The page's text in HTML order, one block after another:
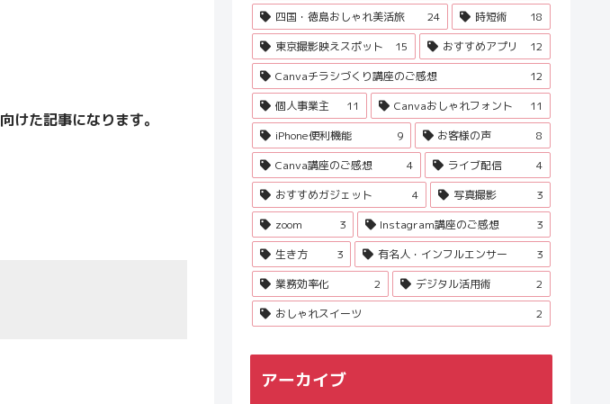
向けた記事になります。
四国・徳島おしゃれ美活旅
24 時短術
18
東京撮影映えスポット
15 おすすめアプリ
12
Canvaチラシづくり講座のご感想
12
個人事業主
11 Canvaおしゃれフォント
11
iPhone便利機能
9 お客様の声
8
Canva講座のご感想
4 ライブ配信
4
おすすめガジェット
4 写真撮影
3
zoom
3 Instagram講座のご感想
3
生き方
3 有名人・インフルエンサー
3
業務効率化
2 デジタル活用術
2
おしゃれスイーツ
2
アーカイブ